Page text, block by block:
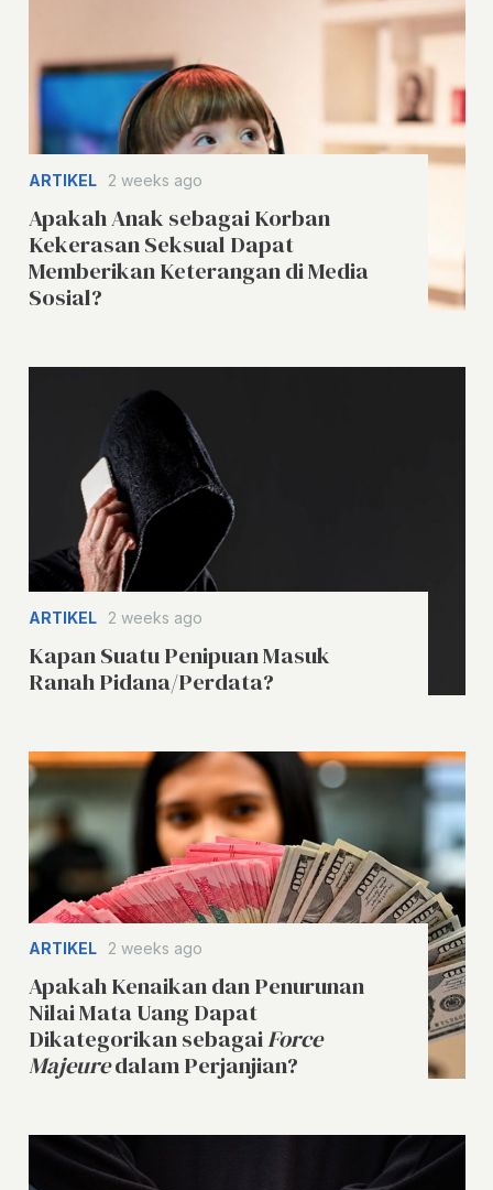
ARTIKEL 2 weeks ago
Apakah Anak sebagai Korban
Kekerasan Seksual Dapat
Memberikan Keterangan di Media
Sosial?
ARTIKEL 2 weeks ago
Kapan Suatu Penipuan Masuk
Ranah Pidana/Perdata?
ARTIKEL 2 weeks ago
Apakah Kenaikan dan Penurunan
Nilai Mata Uang Dapat
Dikategorikan sebagaiForce
Majeuredalam Perjanjian?